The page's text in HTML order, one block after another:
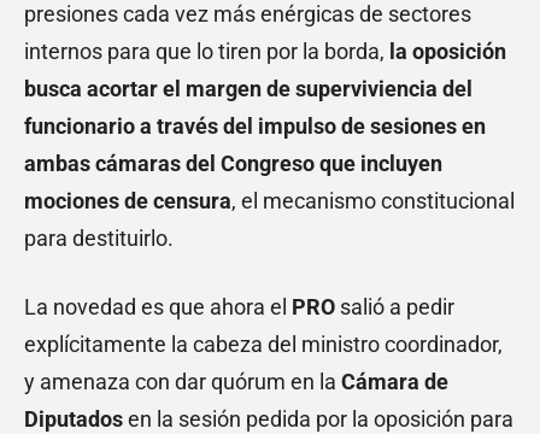
presiones cada vez más enérgicas de sectores
internos para que lo tiren por la borda, la oposición
busca acortar el margen de superviviencia del
funcionario a través del impulso de sesiones en
ambas cámaras del Congresoque incluyen
mociones de censura, el mecanismo constitucional
para destituirlo.
La novedad es que ahora el PRO salió a pedir
explícitamente la cabeza del ministro coordinador,
y amenaza con dar quórum en la Cámara de
Diputadosen la sesión pedida por la oposición para